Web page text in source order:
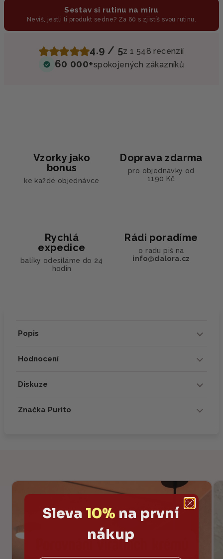
Sestav si rutinu na míru
Nevíš, jestli ti produkt sedne? Za 60 s zjistíš svou rutinu.
4.9 / 5z 1 548 recenzií
60 000+spokojených zákazníků
Vzorky jako
bonus
ke každé objednávce
Doprava zdarma
pro objednávky od
1190 Kč
Rychlá
expedice
balíky odesíláme do 24
hodin
Rádi poradíme
o radu piš na
info@dalora.cz
Popis
Hodnocení
Diskuze
Značka Purito
Sleva 10% na první
nákup